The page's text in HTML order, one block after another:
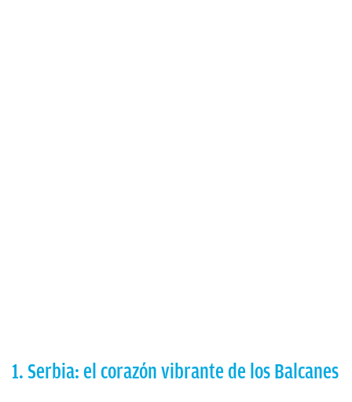
1. Serbia: el corazón vibrante de los Balcanes